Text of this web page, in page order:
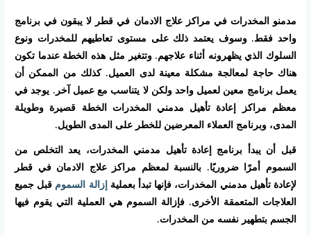
مدمنو المخدرات في مراكز علاج الادمان في قطر لا يبقون في برنامج
واحد فقط. وسوف يعتمد ذلك على مستوى تعاطيهم للمخدرات ونوع
السلوك الذي يظهرونه أثناء علاجهم. وتتغير مثل هذه الخطة عندما تكون
هناك حاجة لمعالجة مشكلة معينة لدى العميل. كذلك من الممكن أن
يعمل برنامج معين لعميل واحد ولكن لا يتناسب مع عميل آخر. يوجد في
معظم مراكز إعادة تأهيل مدمني المخدرات الخطة قصيرة وطويلة
المدى، وبرنامج العملاء المعرضين للخطر على المدى الطويل.
قبل أن يبدأ برنامج إعادة تأهيل مدمني المخدرات، يعد التخلص من
السموم أمرًا ضروريًا. بالنسبة لمعظم مراكز علاج الادمان في قطر
لإعادة تأهيل مدمني المخدرات، فإنها تبدأ بعمليةإزالة السموم قبل جميع
العلاجات المتعمقة الأخرى. فإزالة السموم هي العملية التي يقوم فيها
الجسم بتطهير نفسه من المخدرات.